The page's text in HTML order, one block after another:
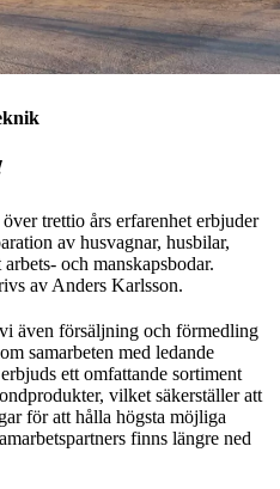
trettio års erfarenhet erbjuder
av husvagnar, husbilar,
och manskapsbodar.
av Anders Karlsson.
även försäljning och förmedling
samarbeten med ledande
ett omfattande sortiment
vilket säkerställer att
för att hålla högsta möjliga
finns längre ned